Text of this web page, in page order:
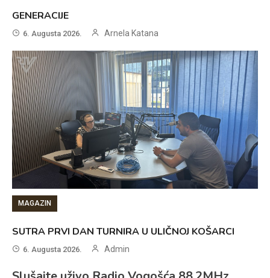
GENERACIJE
6. Augusta 2026. Arnela Katana
MAGAZIN
SUTRA PRVI DAN TURNIRA U ULIČNOJ KOŠARCI
6. Augusta 2026. Admin